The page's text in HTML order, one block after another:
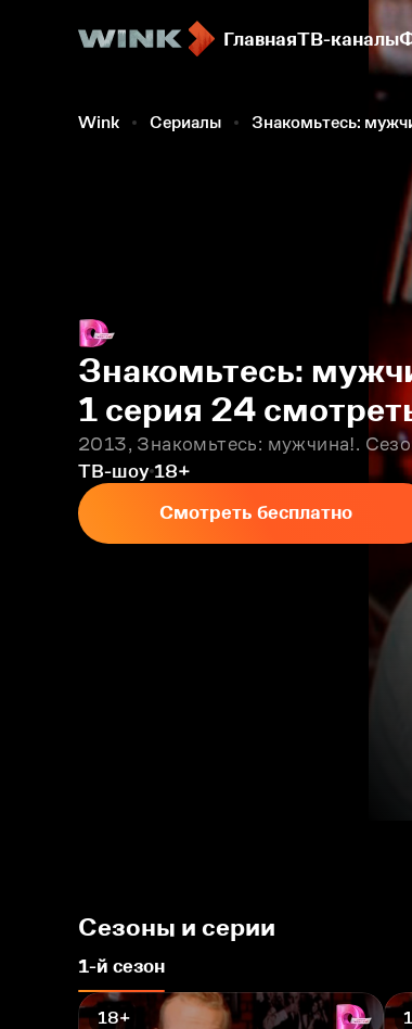
ГлавнаяТВ-каналы
Wink Сериалы Знакомьтесь:
Знакомьтесь:
1 серия 24
2013, Знакомьтесь: мужчина!.
ТВ-шоу 18+
Смотреть бесплатно
Сезоны и серии
1-й сезон
18+